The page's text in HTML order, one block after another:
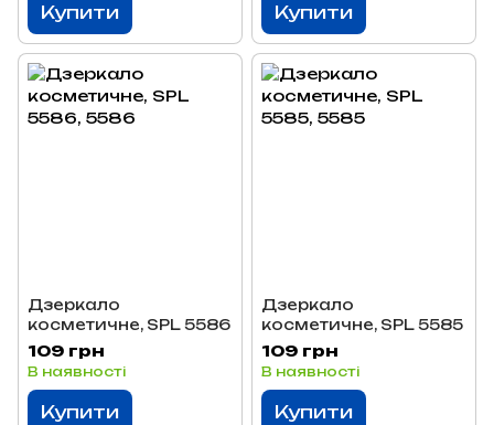
Купити Купити
Дзеркало
косметичне, SPL 5586
109 грн
В наявності
Купити
Дзеркало
косметичне, SPL 5585
109 грн
В наявності
Купити